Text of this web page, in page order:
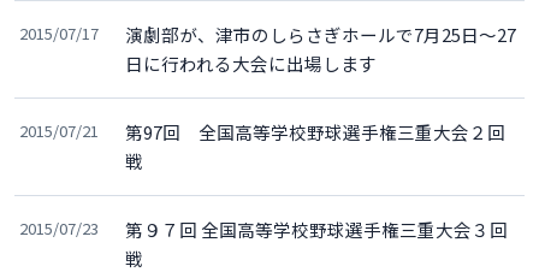
2015/07/17
演劇部が、津市のしらさぎホールで7月25日～27
日に行われる大会に出場します
2015/07/21
第97回 全国高等学校野球選手権三重大会２回
戦
2015/07/23
第９７回 全国高等学校野球選手権三重大会３回
戦